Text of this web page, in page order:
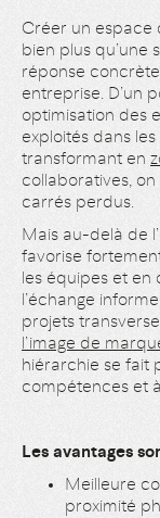
Créer un espace
bien plus qu’une
réponse
entreprise. D’un
optimisation des
exploités dans
transformant en
collaboratives,
carrés perdus.
Mais au-delà de
favorise
les équipes et
l’échange
projets
l’image de
hiérarchie se fait
compétences et
Les avantages
Meilleure
proximité